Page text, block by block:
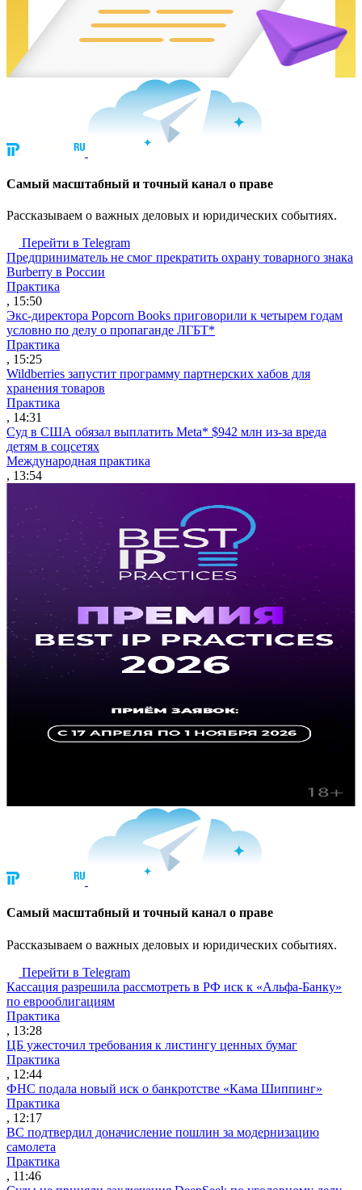
Cамый масштабный и точный канал о праве
Рассказываем о важных деловых и юридических событиях.
Перейти в Telegram
Предприниматель не смог прекратить охрану товарного знака
Burberry в России
Практика
, 15:50
Экс-директора Popcorn Books приговорили к четырем годам
условно по делу о пропаганде ЛГБТ*
Практика
, 15:25
Wildberries запустит программу партнерских хабов для
хранения товаров
Практика
, 14:31
Суд в США обязал выплатить Meta* $942 млн из-за вреда
детям в соцсетях
Международная практика
, 13:54
Cамый масштабный и точный канал о праве
Рассказываем о важных деловых и юридических событиях.
Перейти в Telegram
Кассация разрешила рассмотреть в РФ иск к «Альфа-Банку»
по еврооблигациям
Практика
, 13:28
ЦБ ужесточил требования к листингу ценных бумаг
Практика
, 12:44
ФНС подала новый иск о банкротстве «Кама Шиппинг»
Практика
, 12:17
ВС подтвердил доначисление пошлин за модернизацию
самолета
Практика
, 11:46